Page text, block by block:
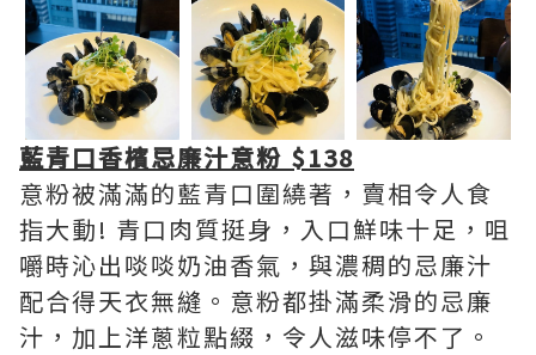
藍青口香檳忌廉汁意粉 $138
意粉被滿滿的藍青口圍繞著，賣相令人食
指大動! 青口肉質挺身，入口鮮味十足，咀
嚼時沁出啖啖奶油香氣，與濃稠的忌廉汁
配合得天衣無縫。意粉都掛滿柔滑的忌廉
汁，加上洋蔥粒點綴，令人滋味停不了。